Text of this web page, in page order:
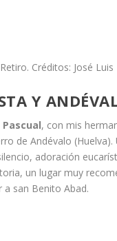
Créditos: José Luis
Y
, con mis
de Andévalo
adoración
un lugar muy
a san Benito Abad.